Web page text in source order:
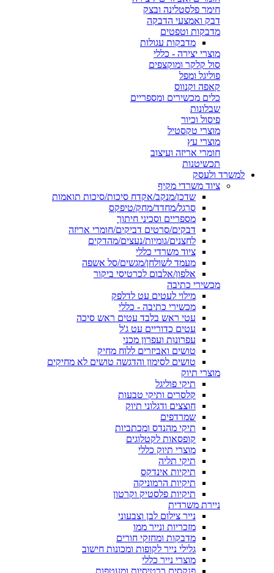
חימר פלסטלינה ובצק
דבק ואמצעי הדבקה
מדבקות וטפטים
מדבקות עגולות
מוצרי יצירה - כללי
סול קלקר ומוקצפים
פוליגל ומפל
קאפה וקנווס
כלים מכשירים ומספריים
שבלונות
פיסול וכיור
מוצרי טקסטיל
מוצרי עץ
חומרי אריזה ועיצוב
תכשיטנות
למשרד ולעסק
ציוד משרדי מקיף
שדכן/מנקב/אקדח סיכות/סיכות תואמות
סרגל/מחדד/מחק/טיפקס
מספריים וסכיני חיתוך
דבקים/סרטים דביקים/חומרי אריזה
לחצנים/גומיות/נעצים/מהדקים
ציוד משרדי כללי
מעמד לשולחן/מגשים/סל אשפה
אלפון/אלבום לכרטיסי ביקור
מכשירי כתיבה
מילוי לעטים עט לדלפק
מכשירי כתיבה - כללי
עטי ראש בלבד עטים ראש סיכה
עטים כדוריים עט ג'ל
עפרונות ועפרון מכני
טושים ואביזרים ללוח מחיק
טושים לסימון והדגשה טושים לא מחיקים
מוצרי תיוק
תיקי פוליגל
קלסרים ותיקי טבעות
חוצצים ודגלוני תיוק
שמרדפים
תיקי מהנדס ומכתביות
קופסאות לקטלוגים
מוצרי תיוק כללי
תיקי תליה
תיקיות אינדקס
תיקיות הרמוניקה
תיקיות פלסטיק וקרטון
ניירת משרדית
נייר צילום לבן וצבעוני
מזכריות ונייר ממו
מדבקות ומחזקי חורים
גלילי נייר לקופות ומכונות חישוב
מוצרי נייר כללי
פנקסים כרטיסיות ומעטפות